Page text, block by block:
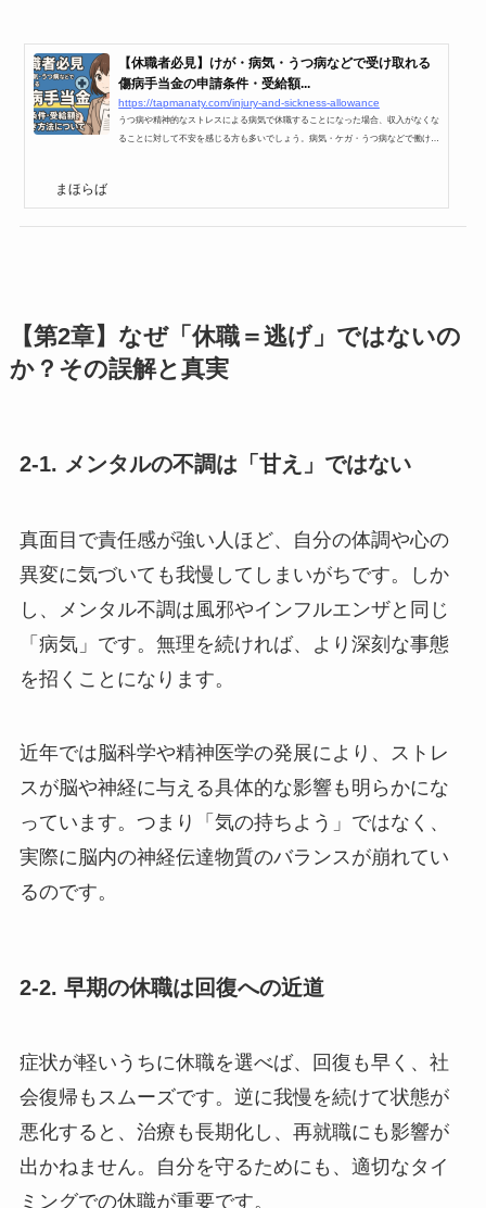
【休職者必見】けが・病気・うつ病などで受け取れる
傷病手当金の申請条件・受給額...
https://tapmanaty.com/injury-and-sickness-allowance
うつ病や精神的なストレスによる病気で休職することになった場合、収入がなくな
ることに対して不安を感じる方も多いでしょう。病気・ケガ・うつ病などで働けな
まほらば
【第2章】なぜ「休職＝逃げ」ではないの
か？その誤解と真実
2-1. メンタルの不調は「甘え」ではない
真面目で責任感が強い人ほど、自分の体調や心の
異変に気づいても我慢してしまいがちです。しか
し、メンタル不調は風邪やインフルエンザと同じ
「病気」です。無理を続ければ、より深刻な事態
を招くことになります。
近年では脳科学や精神医学の発展により、ストレ
スが脳や神経に与える具体的な影響も明らかにな
っています。つまり「気の持ちよう」ではなく、
実際に脳内の神経伝達物質のバランスが崩れてい
るのです。
2-2. 早期の休職は回復への近道
症状が軽いうちに休職を選べば、回復も早く、社
会復帰もスムーズです。逆に我慢を続けて状態が
悪化すると、治療も長期化し、再就職にも影響が
出かねません。自分を守るためにも、適切なタイ
ミングでの休職が重要です。